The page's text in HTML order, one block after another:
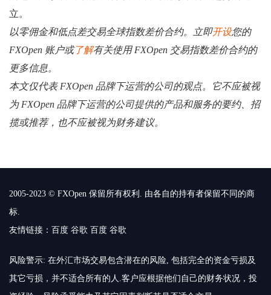
立。
以零佣金和低点差交易全球指数差价合约。立即开设您的
FXOpen 账户或了解有关使用 FXOpen 交易指数差价合约的
更多信息。
本文仅代表 FXOpen 品牌下运营的公司的观点。它不应被视
为 FXOpen 品牌下运营的公司提供的产品和服务的要约、招
揽或推荐，也不应被视为财务建议。
2005-2023 © FXOpen 保留所有权利. 由各自的持有者保留不同的商
标.
友情链接： 百度 谷歌 百度 谷歌
风险警示: 在外汇市场交易包含潜在的风险, 包括完全的资金亏损及
其它亏损，并不适合所有的人.客户应根据他们自己的财务状况，投